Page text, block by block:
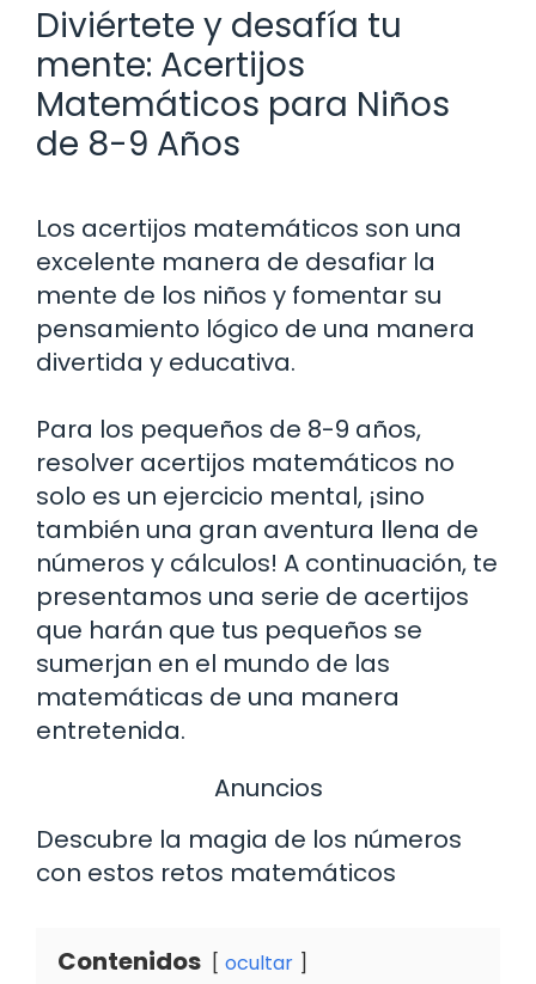
Diviértete y desafía tu
mente: Acertijos
Matemáticos para Niños
de 8-9 Años
Los acertijos matemáticos son una
excelente manera de desafiar la
mente de los niños y fomentar su
pensamiento lógico de una manera
divertida y educativa.
Para los pequeños de 8-9 años,
resolver acertijos matemáticos no
solo es un ejercicio mental, ¡sino
también una gran aventura llena de
números y cálculos! A continuación, te
presentamos una serie de acertijos
que harán que tus pequeños se
sumerjan en el mundo de las
matemáticas de una manera
entretenida.
Anuncios
Descubre la magia de los números
con estos retos matemáticos
Contenidos ocultar